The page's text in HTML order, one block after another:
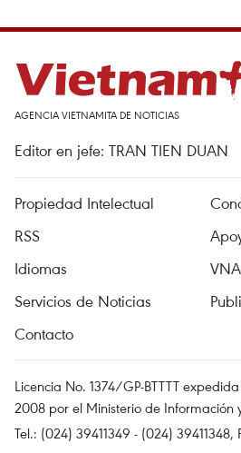
AGENCIA VIETNAMITA DE NOTICIAS
Editor en jefe: TRAN TIEN DUAN
Propiedad Intelectual
RSS
Idiomas
VNA
Servicios de Noticias
Contacto
Licencia No. 1374/GP-BTTTT
2008 por el Ministerio de Información
Tel.: (024) 39411349 - (024) 39411348,